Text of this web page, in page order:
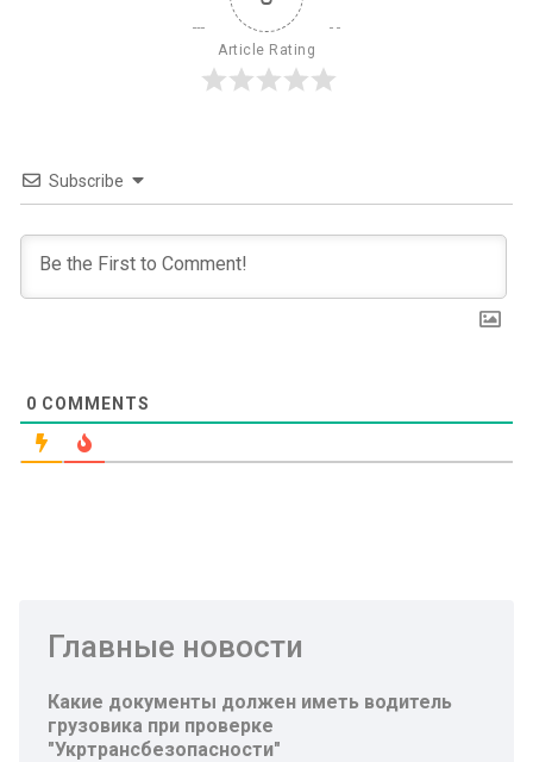
Article Rating
Subscribe
0 COMMENTS
Главные новости
Какие документы должен иметь водитель
грузовика при проверке
"Укртрансбезопасности"